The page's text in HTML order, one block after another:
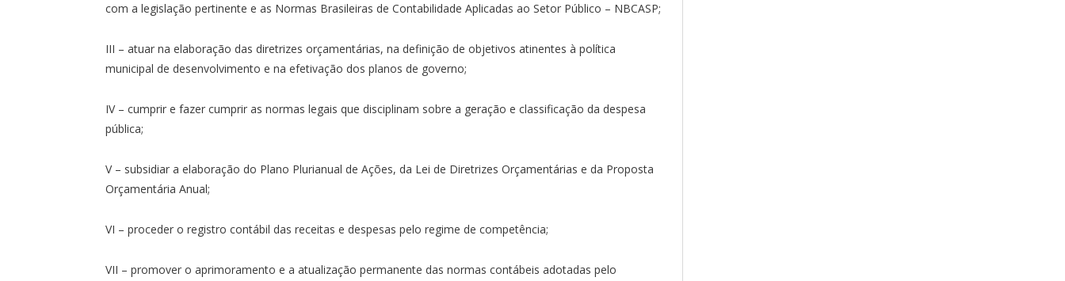
com a legislação pertinente e as Normas Brasileiras de Contabilidade Aplicadas ao Setor Público – NBCASP;
III – atuar na elaboração das diretrizes orçamentárias, na definição de objetivos atinentes à política
municipal de desenvolvimento e na efetivação dos planos de governo;
IV – cumprir e fazer cumprir as normas legais que disciplinam sobre a geração e classificação da despesa
pública;
V – subsidiar a elaboração do Plano Plurianual de Ações, da Lei de Diretrizes Orçamentárias e da Proposta
Orçamentária Anual;
VI – proceder o registro contábil das receitas e despesas pelo regime de competência;
VII – promover o aprimoramento e a atualização permanente das normas contábeis adotadas pelo